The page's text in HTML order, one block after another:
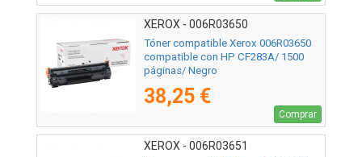
XEROX - 006R03650
Tóner compatible Xerox 006R03650
compatible con HP CF283A/ 1500
páginas/ Negro
38,25 €
Comprar
XEROX - 006R03651